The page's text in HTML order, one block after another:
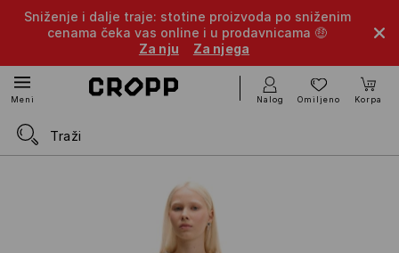
Sniženje i dalje traje: stotine proizvoda po sniženim
cenama čeka vas online i u prodavnicama 🤑
Za nju
Za njega
Meni Nalog Omiljeno Korpa